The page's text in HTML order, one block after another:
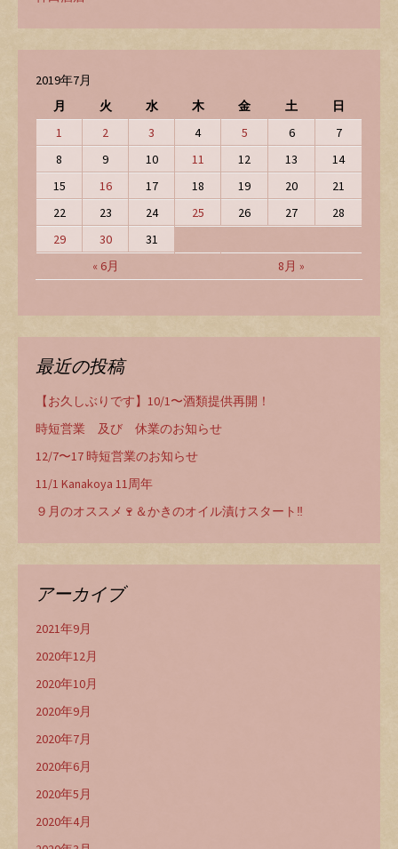
2019年7月
月
火 水 木 金 土 日
« 6月 8月 »
1 2 3 4 5 6
7
8
9 10 11 12 13
14
15
16 17 18 19 20
21
22
23 24 25 26 27
28
29
30 31
最近の投稿
【お久しぶりです】10/1〜酒類提供再開！
時短営業 及び 休業のお知らせ
12/7〜17 時短営業のお知らせ
11/1 Kanakoya 11周年
９月のオススメ🍷＆かきのオイル漬けスタート‼️
アーカイブ
2021年9月
2020年12月
2020年10月
2020年9月
2020年7月
2020年6月
2020年5月
2020年4月